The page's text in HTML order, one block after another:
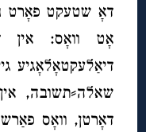
דאָ שטעקט פאָרט
אָט וואָס: אין
דיאַלעקטאָלאָגיע
שאלה⸗תשובה,
דאָרטן, וואָס